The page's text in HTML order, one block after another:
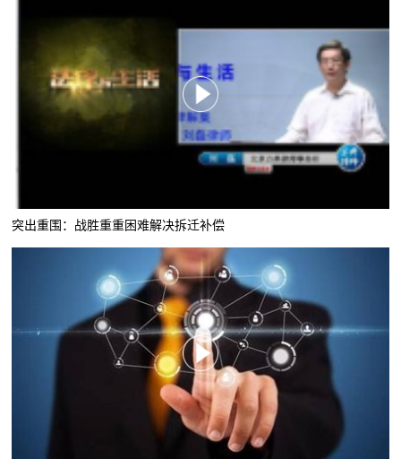
突出重围：战胜重重困难解决拆迁补偿